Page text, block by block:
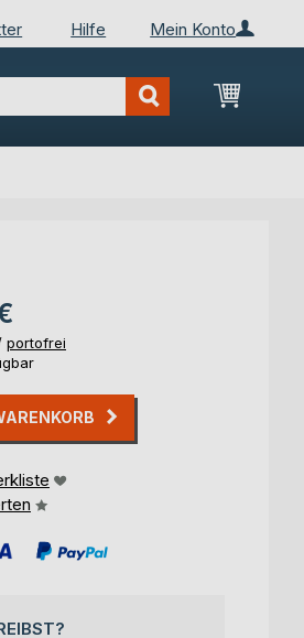
Mein Konto
Hilfe
Mein
portofrei